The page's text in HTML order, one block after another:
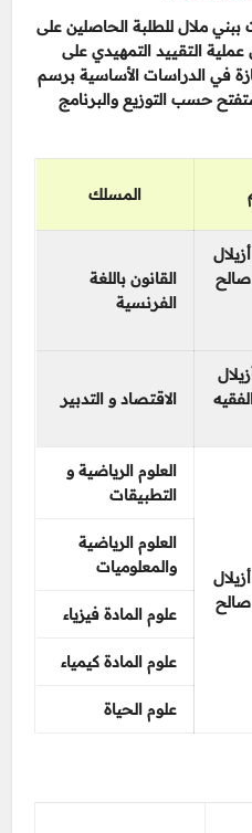
ملال للطلبة الحاصلين على
عملية التقييد التمهيدي على
في الدراسات الأساسية برسم
الجامعي 2019-2020 ستفتح حسب التوزيع والبرنامج
المسلك
صالح
القانون باللغة
الفرنسية
الاقتصاد و التدبير
صالح
العلوم الرياضية و
التطبيقات
العلوم الرياضية
والمعلوميات
علوم المادة فيزياء
علوم المادة كيمياء
علوم الحياة